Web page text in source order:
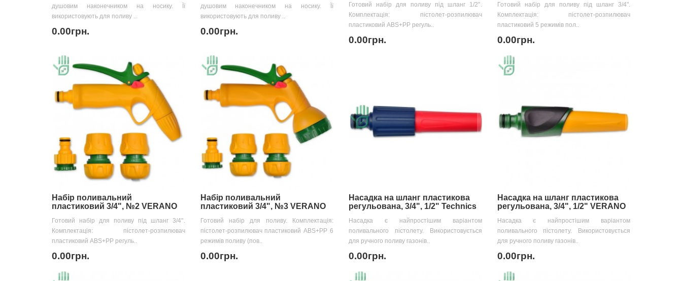
душовим наконечником на носику. Її
використовують для поливу ..
0.00грн.
душовим наконечником на носику. Її
використовують для поливу ..
0.00грн.
Готовий набір для поливу під шланг 1/2".
Комплектація: пістолет-розпилювач
пластиковий ABS+PP регуль..
0.00грн.
Готовий набір для поливу під шланг 3/4".
Комплектація: пістолет-розпилювач
пластиковий 5 режимів пол..
0.00грн.
Набір поливальний
пластиковий 3/4", №2 VERANO
Готовий набір для поливу під шланг 3/4".
Комплектація: пістолет-розпилювач
пластиковий ABS+PP регуль..
0.00грн.
Набір поливальний
пластиковий 3/4", №3 VERANO
Готовий набір для поливу. Комплектація:
пістолет-розпилювач пластиковий ABS+PP 6
режимів поливу (пов..
0.00грн.
Насадка на шланг пластикова
регульована, 3/4", 1/2" Technics
Насадка є найпростішим варіантом
поливального пістолету. Використовується
для ручного поливу газонів..
0.00грн.
Насадка на шланг пластикова
регульована, 3/4", 1/2" VERANO
Насадка є найпростішим варіантом
поливального пістолету. Використовується
для ручного поливу газонів..
0.00грн.